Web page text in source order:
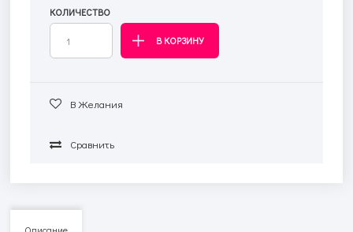
КОЛИЧЕСТВО
В Желания
Сравнить
Описание